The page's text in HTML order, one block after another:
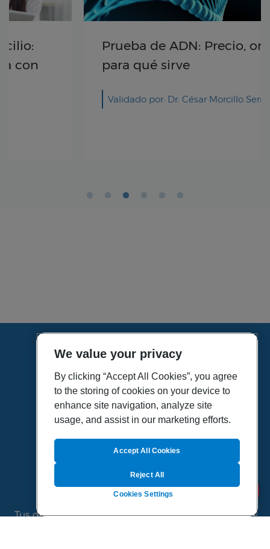
Prueba de ADN: Precio, origen y
para qué sirve
Validado por: Dr. César Morcillo Serra
HOME
VÍDEOS
POLÍTICA DE PRIVACIDAD
POLÍTICA DE COOKIES
MAPA DEL SITIO
QUIENES SOMOS
Tus dudas de salud es un proyecto de Sanitas, todo
We value your privacy
By clicking “Accept All Cookies”, you agree
to the storing of cookies on your device to
enhance site navigation, analyze site
usage, and assist in our marketing efforts.
Cookies Settings
Reject All
Accept All Cookies